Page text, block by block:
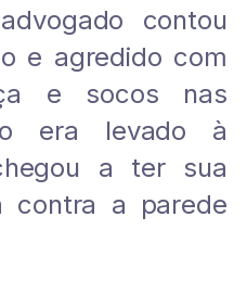
contou
e agredido com
e socos nas
era levado à
a ter sua
contra a parede